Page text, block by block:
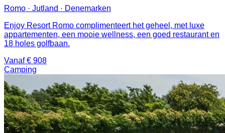
Romo · Jutland · Denemarken
Enjoy Resort Romo complimenteert het geheel, met luxe
appartementen, een mooie wellness, een goed restaurant en
18 holes golfbaan.
Vanaf € 908
Camping